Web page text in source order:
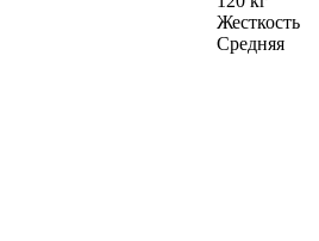
Жесткость
Средняя